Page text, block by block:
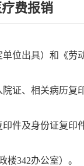
费报销
单位出具）和《
院证、相关病历复
件及身份证复印件
楼342办公室）。